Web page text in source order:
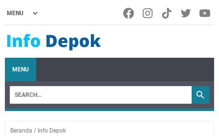
MENU
Beranda / Info Depok